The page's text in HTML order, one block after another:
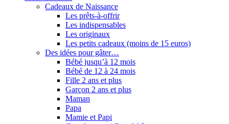
Cadeaux de Naissance
Les prêts-à-offrir
Les indispensables
Les originaux
Les petits cadeaux (moins de 15 euros)
Des idées pour gâter…
Bébé jusqu’à 12 mois
Bébé de 12 à 24 mois
Fille 2 ans et plus
Garçon 2 ans et plus
Maman
Papa
Mamie et Papi